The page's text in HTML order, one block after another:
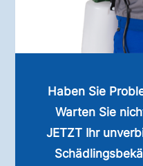
Haben Sie
Warten Sie
JETZT Ihr